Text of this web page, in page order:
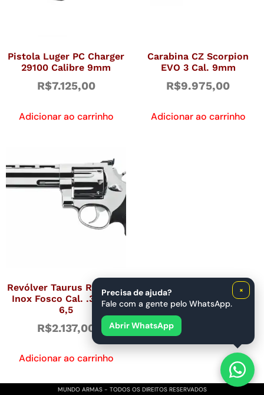
Pistola Luger PC Charger
29100 Calibre 9mm
R$7.125,00
Adicionar ao carrinho
Carabina CZ Scorpion
EVO 3 Cal. 9mm
R$9.975,00
Adicionar ao carrinho
Revólver Taurus RT838/8
Inox Fosco Cal. .38 SPL
6,5
R$2.137,00
Adicionar ao carrinho
MUNDO ARMAS - TODOS OS DIREITOS RESERVADOS
×
Precisa de ajuda?
Fale com a gente pelo WhatsApp.
Abrir WhatsApp